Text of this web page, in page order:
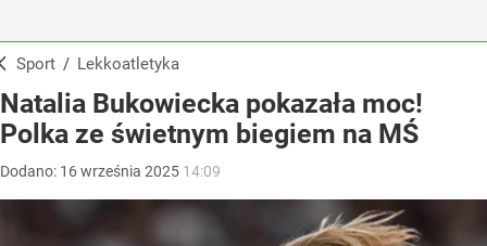
Sport / Lekkoatletyka
Natalia Bukowiecka pokazała moc!
Polka ze świetnym biegiem na MŚ
Dodano: 16września 2025 14:09